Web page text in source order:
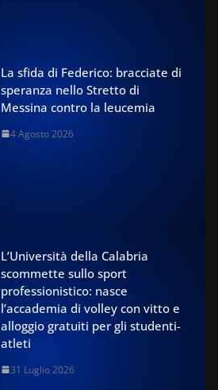
La sfida di Federico: bracciate di
speranza nello Stretto di
Messina contro la leucemia
4 Agosto 2026
L’Università della Calabria
scommette sullo sport
professionistico: nasce
l’accademia di volley con vitto e
alloggio gratuiti per gli studenti-
atleti
31 Luglio 2026